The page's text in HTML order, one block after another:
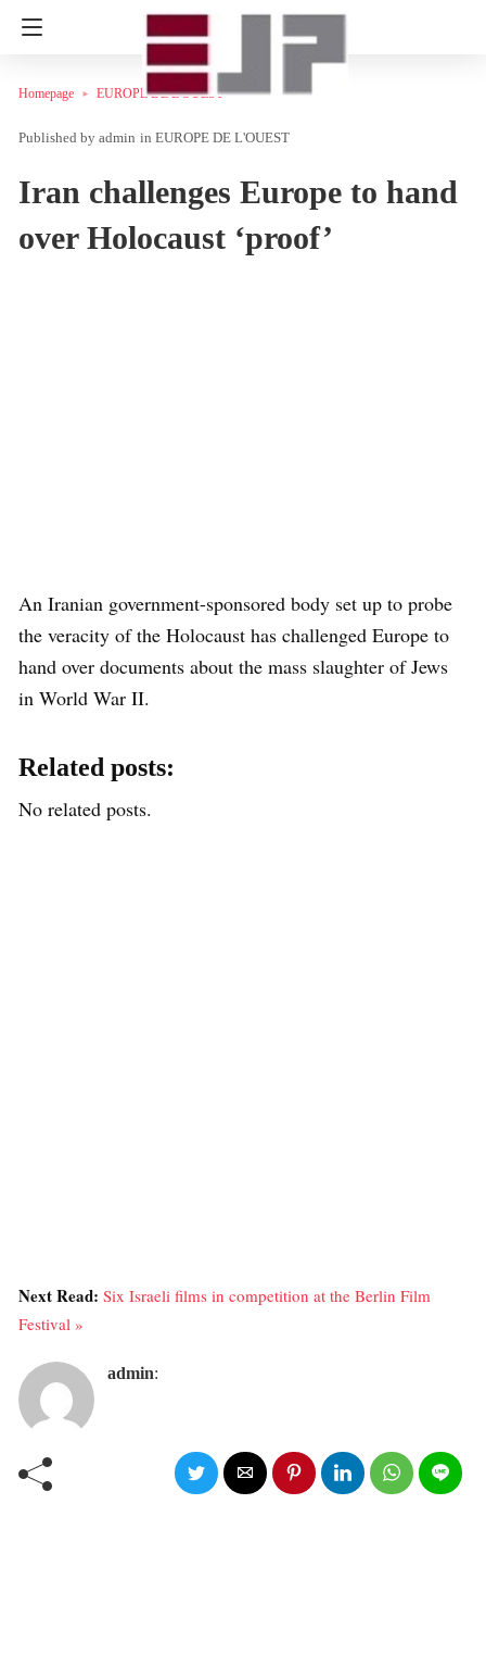
Homepage EUROPE DE L'OUEST
admin in EUROPE DE L'OUEST
Iran challenges Europe to hand
over Holocaust ‘proof’
An Iranian government-sponsored body set up to probe
the veracity of the Holocaust has challenged Europe to
hand over documents about the mass slaughter of Jews
in World War II.
Related posts:
No related posts.
Next Read: Six Israeli films in competition at the Berlin Film
Festival »
admin: